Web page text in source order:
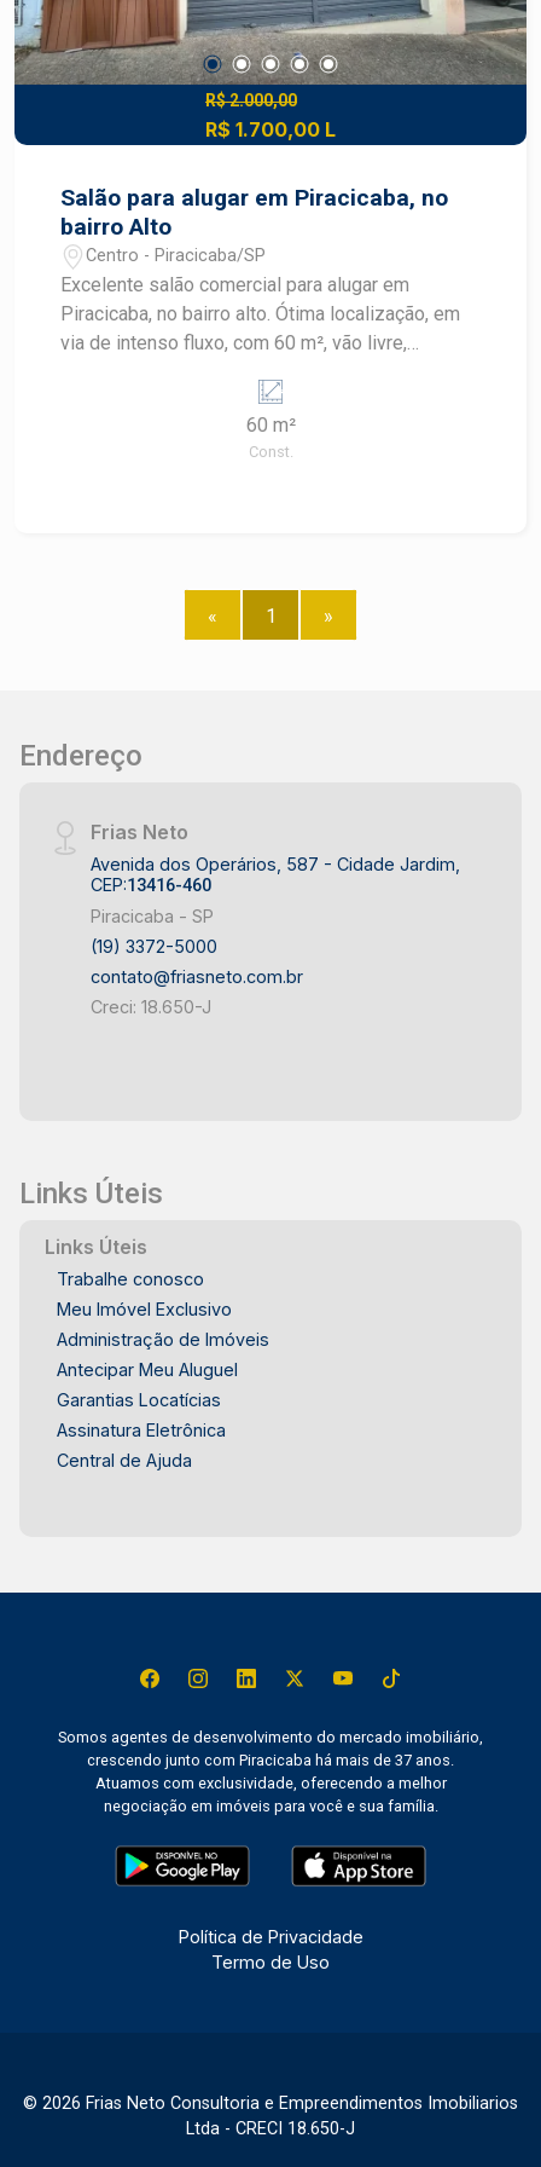
e o potencial de negócios. Aproveite esta
oportunidade de estabelecer sua empresa em
um ponto estratégico da cidade.
R$ 2.000,00
R$ 1.700,00 L
Salão para alugar em Piracicaba, no
bairro Alto
Centro - Piracicaba/SP
Excelente salão comercial para alugar em
Piracicaba, no bairro alto. Ótima localização, em
via de intenso fluxo, com 60 m², vão livre,
comércios. Oportunidade, agende agora mesmo a
60 m²
Const.
« 1 »
Endereço
Frias Neto
Avenida dos Operários, 587 - Cidade Jardim,
CEP:13416-460
Piracicaba - SP
(19) 3372-5000
contato@friasneto.com.br
Creci: 18.650-J
Links Úteis
Links Úteis
Trabalhe conosco
Meu Imóvel Exclusivo
Administração de Imóveis
Antecipar Meu Aluguel
Garantias Locatícias
Assinatura Eletrônica
Central de Ajuda
Somos agentes de desenvolvimento do mercado imobiliário,
crescendo junto com Piracicaba há mais de 37 anos.
Atuamos com exclusividade, oferecendo a melhor
negociação em imóveis para você e sua família.
Política de Privacidade
Termo de Uso
© 2026 Frias Neto Consultoria e Empreendimentos Imobiliarios
Ltda - CRECI 18.650-J